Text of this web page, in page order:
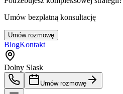
Umów bezpłatną konsultację
Umów rozmowę
BlogKontakt
Dolny Slask
Umów rozmowę